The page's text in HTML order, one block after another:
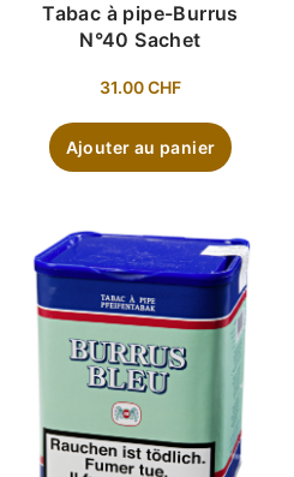
Tabac à pipe-Burrus
N°40 Sachet
31.00CHF
Ajouter au panier